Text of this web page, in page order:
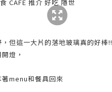
但這一大片的落地玻璃真的好棒!!
燈，
menu和餐具回來